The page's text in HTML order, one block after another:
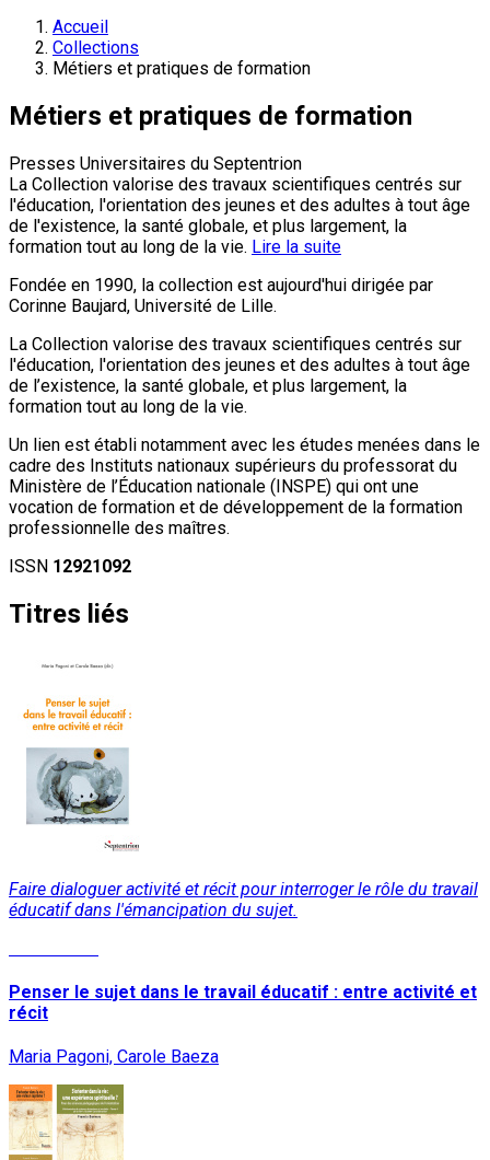
Accueil
Collections
Métiers et pratiques de formation
Métiers et pratiques de formation
Presses Universitaires du Septentrion
La Collection valorise des travaux scientifiques centrés sur
l'éducation, l'orientation des jeunes et des adultes à tout âge
de l'existence, la santé globale, et plus largement, la
formation tout au long de la vie. Lire la suite
Fondée en 1990, la collection est aujourd'hui dirigée par
Corinne Baujard, Université de Lille.
La Collection valorise des travaux scientifiques centrés sur
l'éducation, l'orientation des jeunes et des adultes à tout âge
de l’existence, la santé globale, et plus largement, la
formation tout au long de la vie.
Un lien est établi notamment avec les études menées dans le
cadre des Instituts nationaux supérieurs du professorat du
Ministère de l’Éducation nationale (INSPE) qui ont une
vocation de formation et de développement de la formation
professionnelle des maîtres.
ISSN 12921092
Titres liés
Faire dialoguer activité et récit pour interroger le rôle du travail
éducatif dans l'émancipation du sujet.
Penser le sujet dans le travail éducatif : entre activité et
récit
Maria Pagoni, Carole Baeza